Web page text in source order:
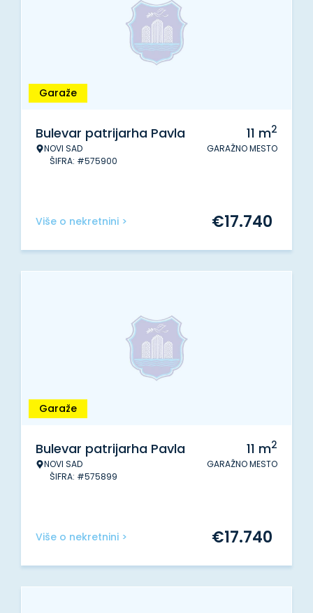
Garaže
Bulevar patrijarha Pavla
NOVI SAD
ŠIFRA: #575900
11 m2
GARAŽNO MESTO
Više o nekretnini > €17.740
Garaže
Bulevar patrijarha Pavla
NOVI SAD
ŠIFRA: #575899
11 m2
GARAŽNO MESTO
Više o nekretnini > €17.740